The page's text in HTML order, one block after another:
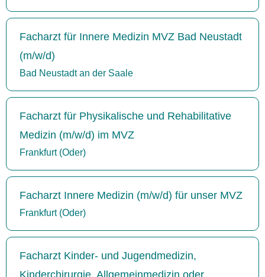
Facharzt für Innere Medizin MVZ Bad Neustadt
(m/w/d)
Bad Neustadt an der Saale
Facharzt für Physikalische und Rehabilitative
Medizin (m/w/d) im MVZ
Frankfurt (Oder)
Facharzt Innere Medizin (m/w/d) für unser MVZ
Frankfurt (Oder)
Facharzt Kinder- und Jugendmedizin,
Kinderchirurgie, Allgemeinmedizin oder